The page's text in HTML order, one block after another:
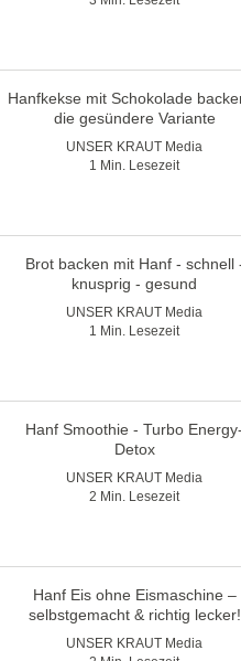
Hanfkekse mit Schokolade
die gesündere Variante
UNSER KRAUT Media
1 Min. Lesezeit
Brot backen mit Hanf - schnell -
knusprig - gesund
UNSER KRAUT Media
1 Min. Lesezeit
Hanf Smoothie - Turbo Energy-
Detox
UNSER KRAUT Media
2 Min. Lesezeit
Hanf Eis ohne Eismaschine –
selbstgemacht & richtig lecker!
UNSER KRAUT Media